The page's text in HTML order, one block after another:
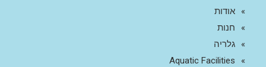
אודות
חנות
גלריה
Aquatic Facilities